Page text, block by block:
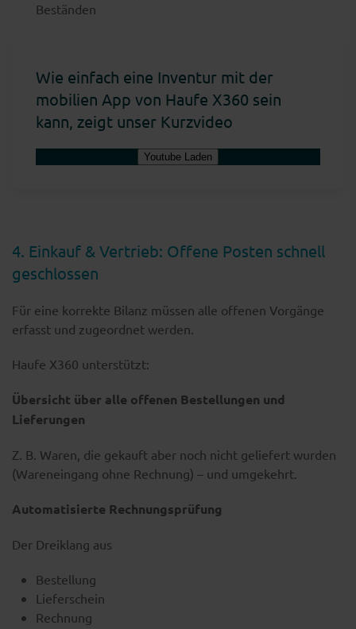
Beständen
Wie einfach eine Inventur mit der
mobilien App von Haufe X360 sein
kann, zeigt unser Kurzvideo
Youtube Laden
4. Einkauf & Vertrieb: Offene Posten schnell
geschlossen
Für eine korrekte Bilanz müssen alle offenen Vorgänge
erfasst und zugeordnet werden.
Haufe X360 unterstützt:
Übersicht über alle offenen Bestellungen und
Lieferungen
Z. B. Waren, die gekauft aber noch nicht geliefert wurden
(Wareneingang ohne Rechnung) – und umgekehrt.
Automatisierte Rechnungsprüfung
Der Dreiklang aus
Bestellung
Lieferschein
Rechnung